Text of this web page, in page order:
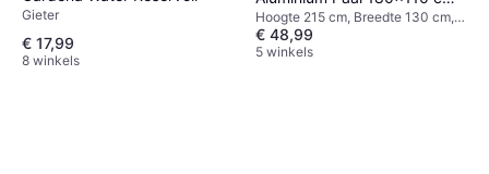
Gieter
€ 17,99
8 winkels
Azuurblauw 130cm
Hoogte 215 cm, Breedte 130 cm,
Lengte 180 cm
€ 48,99
5 winkels